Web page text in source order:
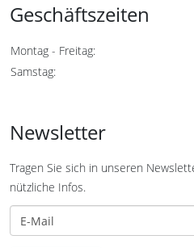
Geschäftszeiten
Montag - Freitag:
Samstag:
Newsletter
Tragen Sie sich in unseren
nützliche Infos.